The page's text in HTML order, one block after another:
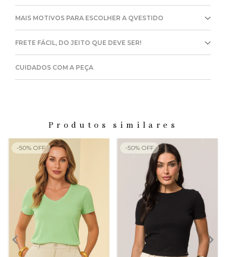
MAIS MOTIVOS PARA ESCOLHER A QVESTIDO
FRETE FÁCIL, DO JEITO QUE DEVE SER!
CUIDADOS COM A PEÇA
Produtos similares
-50% OFF -50% OFF